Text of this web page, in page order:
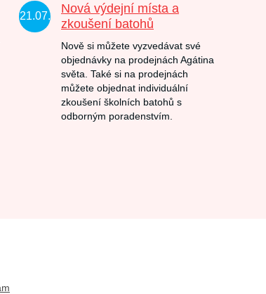
21.07.
Nová výdejní místa a
zkoušení batohů
Nově si můžete vyzvedávat své
objednávky na prodejnách Agátina
světa. Také si na prodejnách
můžete objednat individuální
zkoušení školních batohů s
odborným poradenstvím.